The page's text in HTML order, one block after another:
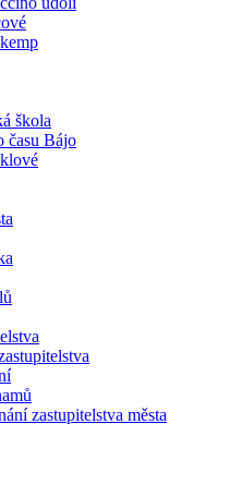
škola
času Bájo
zastupitelstva města